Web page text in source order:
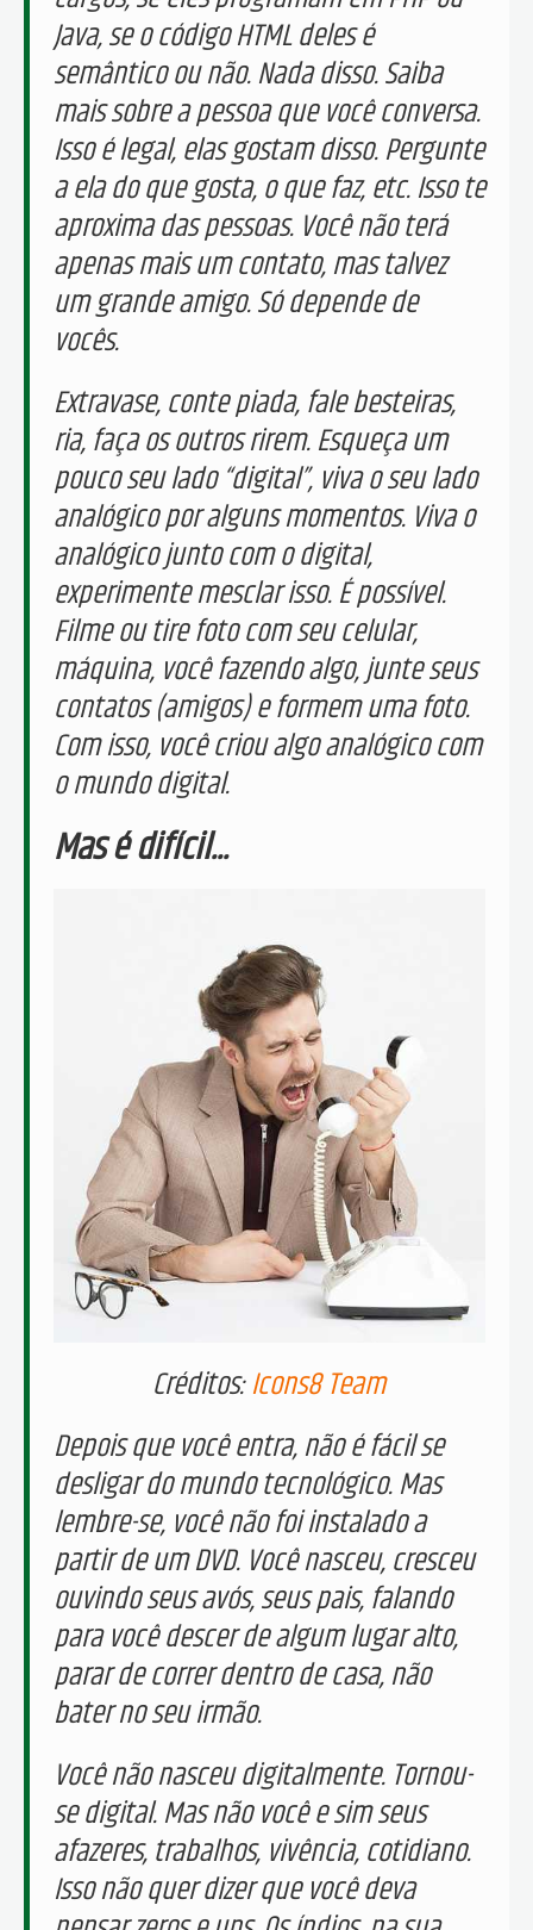
Java, se o código HTML deles é
semântico ou não. Nada disso. Saiba
mais sobre a pessoa que você conversa.
Isso é legal, elas gostam disso. Pergunte
a ela do que gosta, o que faz, etc. Isso te
aproxima das pessoas. Você não terá
apenas mais um contato, mas talvez
um grande amigo. Só depende de
vocês.
Extravase, conte piada, fale besteiras,
ria, faça os outros rirem. Esqueça um
pouco seu lado “digital”, viva o seu lado
analógico por alguns momentos. Viva o
analógico junto com o digital,
experimente mesclar isso. É possível.
Filme ou tire foto com seu celular,
máquina, você fazendo algo, junte seus
contatos (amigos) e formem uma foto.
Com isso, você criou algo analógico com
o mundo digital.
Mas é difícil...
Créditos:Icons8 Team
Depois que você entra, não é fácil se
desligar do mundo tecnológico. Mas
lembre-se, você não foi instalado a
partir de um DVD. Você nasceu, cresceu
ouvindo seus avós, seus pais, falando
para você descer de algum lugar alto,
parar de correr dentro de casa, não
bater no seu irmão.
Você não nasceu digitalmente. Tornou-
se digital. Mas não você e sim seus
afazeres, trabalhos, vivência, cotidiano.
Isso não quer dizer que você deva